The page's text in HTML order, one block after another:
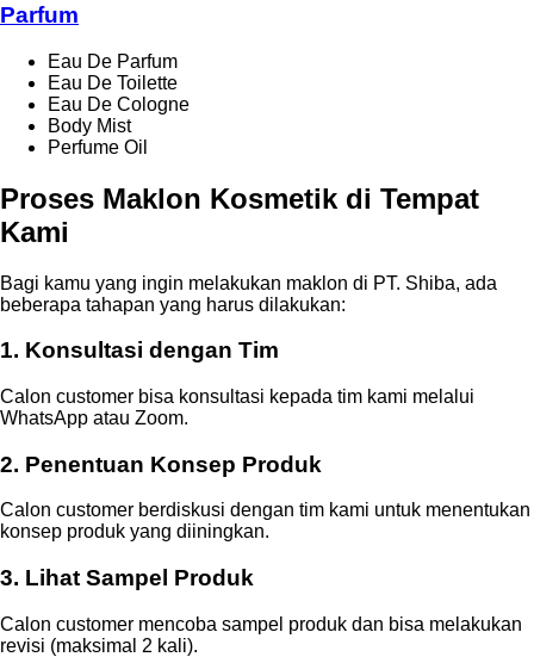
Parfum
Eau De Parfum
Eau De Toilette
Eau De Cologne
Body Mist
Perfume Oil
Proses Maklon Kosmetik di Tempat
Kami
Bagi kamu yang ingin melakukan maklon di PT. Shiba, ada
beberapa tahapan yang harus dilakukan:
1. Konsultasi dengan Tim
Calon customer bisa konsultasi kepada tim kami melalui
WhatsApp atau Zoom.
2. Penentuan Konsep Produk
Calon customer berdiskusi dengan tim kami untuk menentukan
konsep produk yang diiningkan.
3. Lihat Sampel Produk
Calon customer mencoba sampel produk dan bisa melakukan
revisi (maksimal 2 kali).